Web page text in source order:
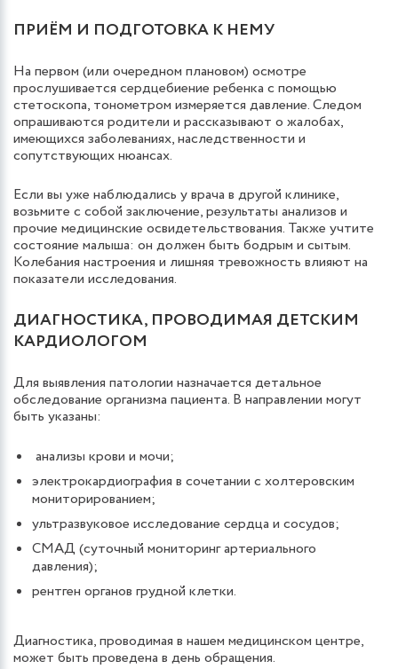
ПРИЁМ И ПОДГОТОВКА К НЕМУ
На первом (или очередном плановом) осмотре
прослушивается сердцебиение ребенка с помощью
стетоскопа, тонометром измеряется давление. Следом
опрашиваются родители и рассказывают о жалобах,
имеющихся заболеваниях, наследственности и
сопутствующих нюансах.
Если вы уже наблюдались у врача в другой клинике,
возьмите с собой заключение, результаты анализов и
прочие медицинские освидетельствования. Также учтите
состояние малыша: он должен быть бодрым и сытым.
Колебания настроения и лишняя тревожность влияют на
показатели исследования.
ДИАГНОСТИКА, ПРОВОДИМАЯ ДЕТСКИМ
КАРДИОЛОГОМ
Для выявления патологии назначается детальное
обследование организма пациента. В направлении могут
быть указаны:
анализы крови и мочи;
электрокардиография в сочетании с холтеровским
мониторированием;
ультразвуковое исследование сердца и сосудов;
СМАД (суточный мониторинг артериального
давления);
рентген органов грудной клетки.
Диагностика, проводимая в нашем медицинском центре,
может быть проведена в день обращения.